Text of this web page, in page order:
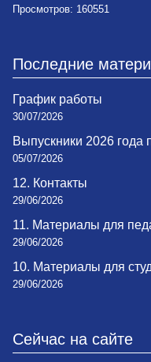
Просмотров: 160551
Последние
График работы
30/07/2026
Выпускники 2026 года
05/07/2026
12. Контакты
29/06/2026
11. Материалы для
29/06/2026
10. Материалы для
29/06/2026
Сейчас на сайте